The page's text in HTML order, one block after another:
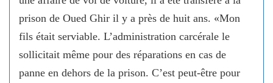
prison de Oued Ghir il y a près de huit ans. «Mon
fils était serviable. L’administration carcérale le
sollicitait même pour des réparations en cas de
panne en dehors de la prison. C’est peut-être pour